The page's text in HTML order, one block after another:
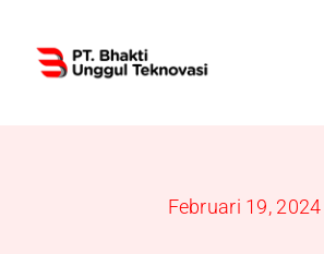
content
Februari 19, 2024